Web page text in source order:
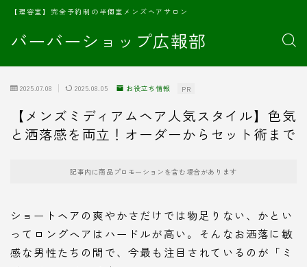
バーバーショップ広報部
【理容室】完全予約制の半個室メンズヘアサロン
2025.07.08 2025.08.05 お役立ち情報 PR
【メンズミディアムヘア人気スタイル】色気
と洒落感を両立！オーダーからセット術まで
記事内に商品プロモーションを含む場合があります
ショートヘアの爽やかさだけでは物足りない、かとい
ってロングヘアはハードルが高い。そんなお洒落に敏
感な男性たちの間で、今最も注目されているのが「ミ